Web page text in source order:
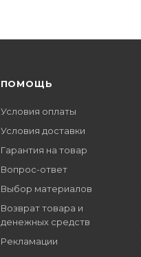
ПОМОЩЬ
Условия оплаты
Условия доставки
Гарантия на товар
Вопрос-ответ
Выбор материалов
Возврат товара и
денежных средств
Рекламации